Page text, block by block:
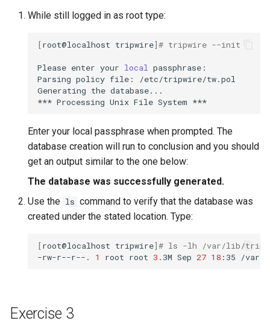
While still logged in as root type:
[root@localhost tripwire]# tripwire --init
Please enter your local
passphrase:
Parsing policy file:
/etc/tripwire/tw.pol
Generating the database...
*** Processing Unix File System
Enter your local passphrase when prompted. The
database creation will run to conclusion and you should
get an output similar to the one below:
The database was successfully generated.
Use the ls command to verify that the database was
created under the stated location. Type:
[root@localhost tripwire]# ls -lh /var/lib/
-rw-r--r--.
1 root root 3 .3M Sep 27 18 :35
Exercise 3